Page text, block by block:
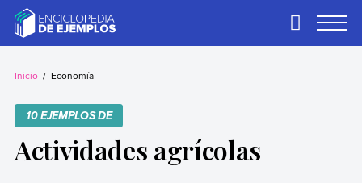
contentEjemplos
Necesitas ejemplos.
Primary
Inicio Economía
10 EJEMPLOS DE
Actividades agrícolas